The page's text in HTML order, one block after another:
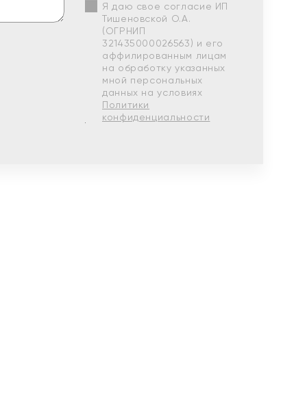
Я даю свое согласие ИП
Тишеновской О.А.
(ОГРНИП
321435000026563) и его
аффилированным лицам
на обработку указанных
мной персональных
данных на условиях
Политики
конфиденциальности